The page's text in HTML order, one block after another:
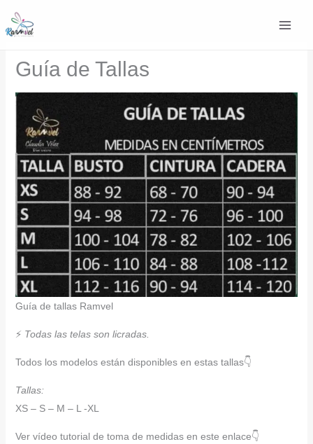
al
Guía de Tallas
Guía de tallas Ramvel
⚡ Todas las telas son licradas.
Todos los modelos están disponibles en estas tallas👇
Tallas:
XS – S – M – L -XL
Ver vídeo tutorial de toma de medidas en este enlace👇